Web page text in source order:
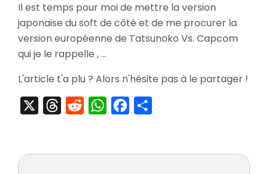
Bundle
Tatsunoko
Vs
Capcom
+
Stick
Arcade
Il est temps pour moi de mettre la version
japonaise du soft de côté et de me procurer la
version européenne de Tatsunoko Vs. Capcom
qui je le rappelle , …
L'article t'a plu ? Alors n'hésite pas à le partager !
ThreadsRedditWhatsAppFacebook